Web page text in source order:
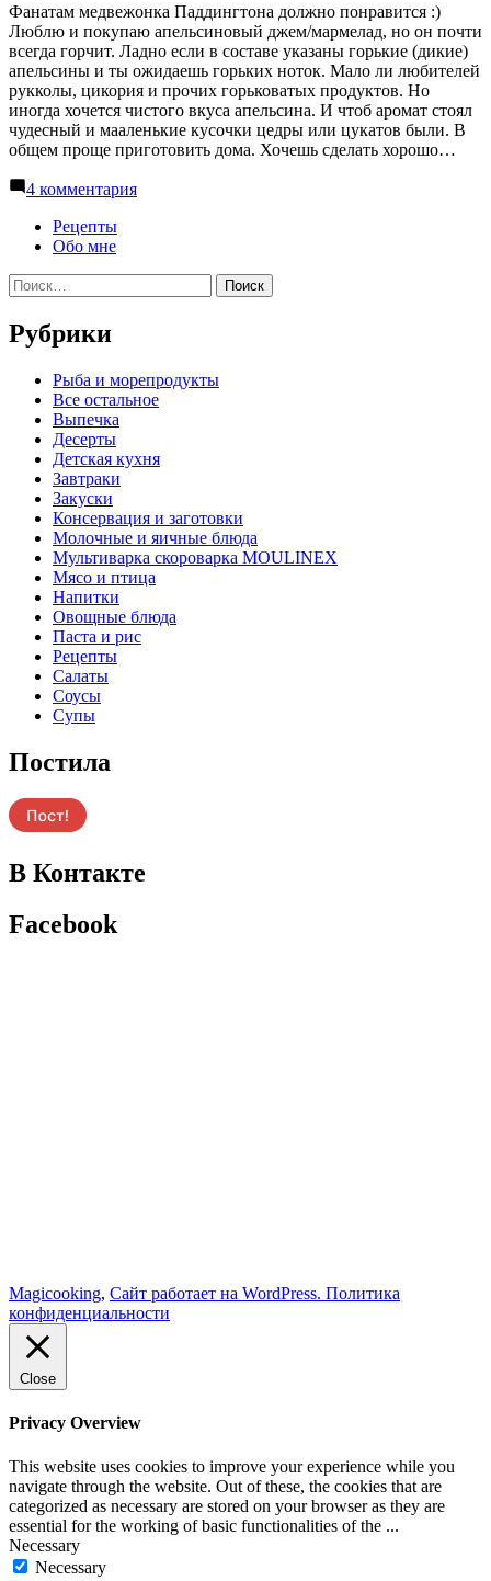
Фанатам медвежонка Паддингтона должно понравится :)
Люблю и покупаю апельсиновый джем/мармелад, но он почти
всегда горчит. Ладно если в составе указаны горькие (дикие)
апельсины и ты ожидаешь горьких ноток. Мало ли любителей
рукколы, цикория и прочих горьковатых продуктов. Но
иногда хочется чистого вкуса апельсина. И чтоб аромат стоял
чудесный и мааленькие кусочки цедры или цукатов были. В
общем проще приготовить дома. Хочешь сделать хорошо…
4 комментарияк
Рецепты
Обо мне
Найти:
Рубрики
Pыба и морепродукты
Все остальное
Выпечка
Десерты
Детская кухня
Завтраки
Закуски
Консервация и заготовки
Молочные и яичные блюда
Мультиварка скороварка MOULINEX
Мясо и птица
Напитки
Овощные блюда
Паста и рис
Рецепты
Салаты
Соусы
Супы
Постила
В Контакте
Facebook
Magicooking, Сайт работает на WordPress. Политика
конфиденциальности
Close
Privacy Overview
This website uses cookies to improve your experience while you
navigate through the website. Out of these, the cookies that are
categorized as necessary are stored on your browser as they are
essential for the working of basic functionalities of the ...
Necessary
Necessary